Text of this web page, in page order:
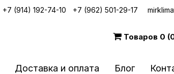
+7 (914) 192-74-10 +7 (962) 501-29-17
Товаров 0
Доставка и оплата Блог